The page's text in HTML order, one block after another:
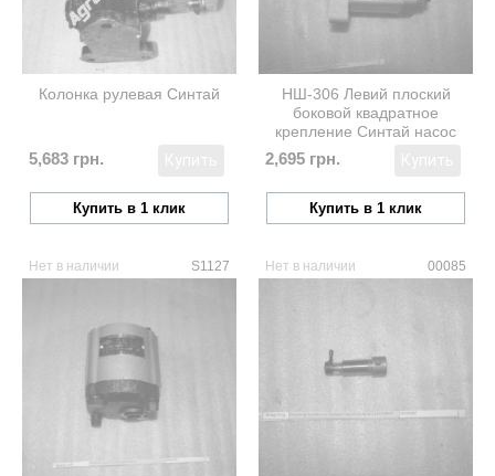
Колонка рулевая Синтай
5,683 грн.
Купить в 1 клик
НШ-306 Левий плоский
боковой квадратное
крепление Синтай насос
шестеренчатый CBJ-F306
2,695 грн.
Купить в 1 клик
Нет в наличии S1127 Нет в наличии 00085